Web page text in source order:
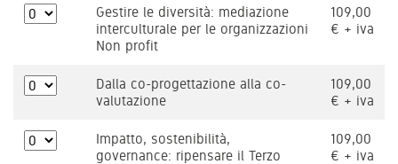
Gestire le diversità: mediazione
interculturale per le organizzazioni
Non profit
109,00
€ + iva
Dalla co-progettazione alla co-
valutazione
109,00
€ + iva
Impatto, sostenibilità,
governance: ripensare il Terzo
109,00
€ + iva